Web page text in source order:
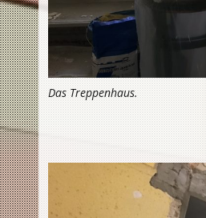
Das Treppenhaus.